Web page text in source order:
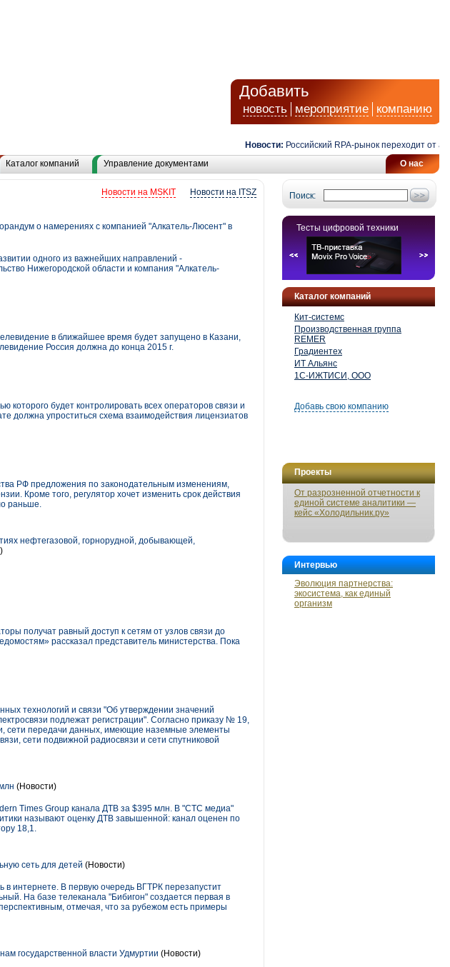
Добавить
новость мероприятие компанию
Новости: Российский RPA-рынок переходит от
О нас
Каталог компаний Управление документами
Поиск:
Тесты цифровой техники
Каталог компаний
Кит-системс
Производственная группа
REMER
Градиентех
ИТ Альянс
1С-ИЖТИСИ, ООО
Добавь свою компанию
Проекты
От разрозненной отчетности к
единой системе аналитики —
кейс «Холодильник.ру»
Интервью
Эволюция партнерства:
экосистема, как единый
организм
Новости на ITSZ
Новости на MSKIT
о намерениях с компанией "Алкатель-Люсент" в
одного из важнейших направлений -
Нижегородской области и компания "Алкатель-
в ближайшее время будет запущено в Казани,
Россия должна до конца 2015 г.
будет контролировать всех операторов связи и
должна упроститься схема взаимодействия лицензиатов
РФ предложения по законодательным изменениям,
Кроме того, регулятор хочет изменить срок действия
раньше.
нефтегазовой, горнорудной, добывающей,
получат равный доступ к сетям от узлов связи до
рассказал представитель министерства. Пока
технологий и связи "Об утверждении значений
подлежат регистрации". Согласно приказу № 19,
сети передачи данных, имеющие наземные элементы
сети подвижной радиосвязи и сети спутниковой
(Новости)
Times Group канала ДТВ за $395 млн. В "СТС медиа"
называют оценку ДТВ завышенной: канал оценен по
18,1.
сеть для детей (Новости)
в интернете. В первую очередь ВГТРК перезапустит
На базе телеканала "Бибигон" создается первая в
отмечая, что за рубежом есть примеры
государственной власти Удмуртии (Новости)